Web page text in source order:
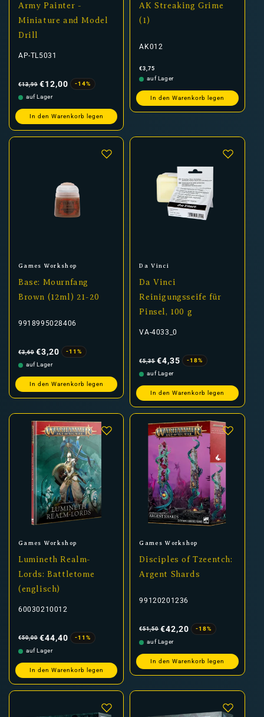
Army Painter -
Miniature and Model
Drill
AP-TL5031
Preis
€13,99 €12,00
-14%
auf Lager
In den Warenkorb legen
AK Streaking Grime
(1)
AK012
Normaler
Preis
€3,75
auf Lager
In den Warenkorb legen
Anbieter:
Games Workshop
Base: Mournfang
Brown (12ml) 21-20
9918995028406
Preis
€3,60 €3,20
-11%
auf Lager
In den Warenkorb legen
Anbieter:
Da Vinci
Da Vinci
Reinigungsseife für
Pinsel, 100 g
VA-4033_0
Preis
€5,35 €4,35
-18%
auf Lager
In den Warenkorb legen
Anbieter:
Games Workshop
Lumineth Realm-
Lords: Battletome
(englisch)
60030210012
Preis
€50,00 €44,40
-11%
auf Lager
In den Warenkorb legen
Anbieter:
Games Workshop
Disciples of Tzeentch:
Argent Shards
99120201236
Preis
€51,50 €42,20
-18%
auf Lager
In den Warenkorb legen